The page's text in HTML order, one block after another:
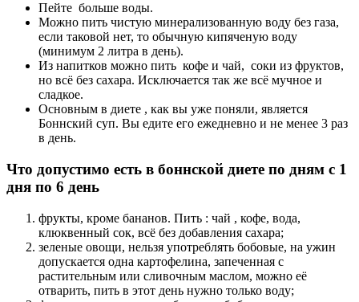
Пейте больше воды.
Можно пить чистую минерализованную воду без газа,
если таковой нет, то обычную кипяченую воду
(минимум 2 литра в день).
Из напитков можно пить кофе и чай, соки из фруктов,
но всё без сахара. Исключается так же всё мучное и
сладкое.
Основным в диете , как вы уже поняли, является
Боннский суп. Вы едите его ежедневно и не менее 3 раз
в день.
Что допустимо есть в боннской диете по дням с 1
дня по 6 день
фрукты, кроме бананов. Пить : чай , кофе, вода,
клюквенный сок, всё без добавления сахара;
зеленые овощи, нельзя употреблять бобовые, на ужин
допускается одна картофелина, запеченная с
растительным или сливочным маслом, можно её
отварить, пить в этот день нужно только воду;